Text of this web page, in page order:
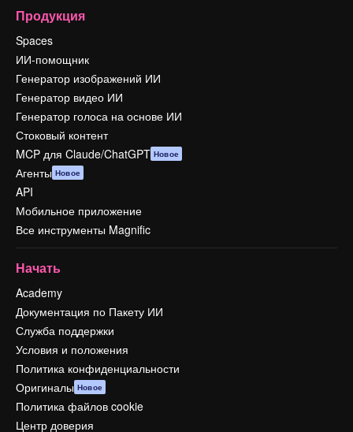
Продукция
Spaces
ИИ-помощник
Генератор изображений ИИ
Генератор видео ИИ
Генератор голоса на основе ИИ
Стоковый контент
MCP для Claude/ChatGPT Новое
Агенты Новое
API
Мобильное приложение
Все инструменты Magnific
Начать
Academy
Документация по Пакету ИИ
Служба поддержки
Условия и положения
Политика конфиденциальности
Оригиналы Новое
Политика файлов cookie
Центр доверия